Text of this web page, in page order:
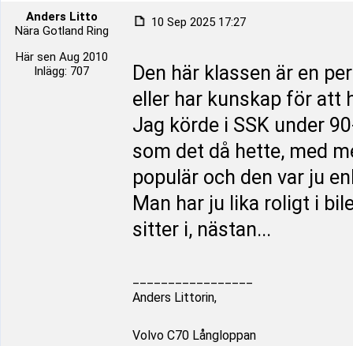
Anders Litto
Nära Gotland Ring
Här sen Aug 2010
Inlägg: 707
10 Sep 2025 17:27
Den här klassen är en
eller har kunskap för att
Jag körde i SSK under
som det då hette, med
populär och den var ju
Man har ju lika roligt i
sitter i, nästan...
Anders Littorin,
Volvo C70 Långloppan